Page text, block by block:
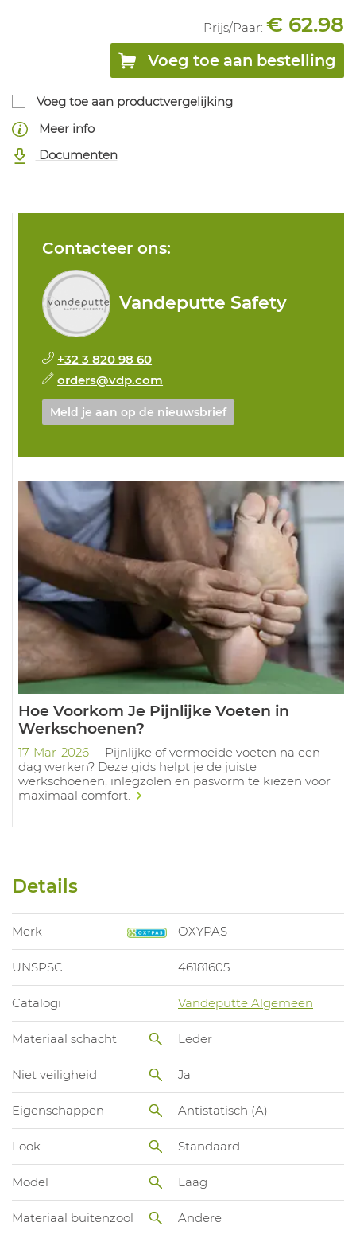
Prijs/Paar: € 62.98
Voeg toe aan bestelling
Voeg toe aan productvergelijking
Meer info
Documenten
Contacteer ons:
Vandeputte Safety
+32 3 820 98 60
orders@vdp.com
Meld je aan op de nieuwsbrief
Hoe Voorkom Je Pijnlijke Voeten in
Werkschoenen?
17-Mar-2026
Pijnlijke of vermoeide voeten na een
dag werken? Deze gids helpt je de juiste
werkschoenen, inlegzolen en pasvorm te kiezen voor
maximaal comfort.
Details
Merk OXYPAS
UNSPSC 46181605
Catalogi Vandeputte Algemeen
Materiaal schacht Leder
Niet veiligheid Ja
Eigenschappen Antistatisch (A)
Look Standaard
Model Laag
Materiaal buitenzool Andere